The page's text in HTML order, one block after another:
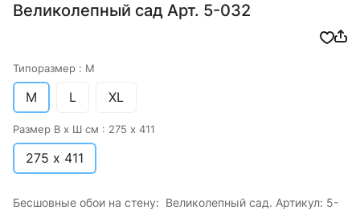
Великолепный сад Арт. 5-032
Типоразмер : M
M L XL
Размер В х Ш см : 275 х 411
275 х 411
Бесшовные обои на стену: Великолепный сад. Артикул: 5-